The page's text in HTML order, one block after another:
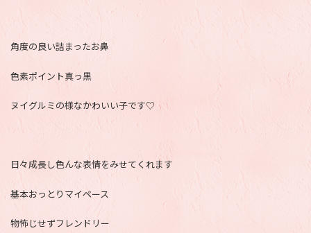
角度の良い詰まったお鼻
色素ポイント真っ黒
ヌイグルミの様なかわいい子です♡
日々成長し色んな表情をみせてくれます
基本おっとりマイペース
物怖じせずフレンドリー